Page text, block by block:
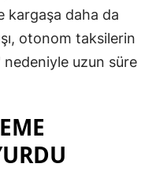
kargaşa daha da
otonom taksilerin
uzun süre